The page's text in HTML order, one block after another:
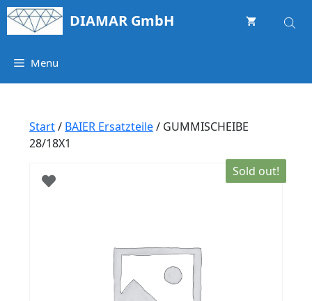
Springe
zum
DIAMAR GmbH
Menu
Start/ BAIER Ersatzteile/ GUMMISCHEIBE
28/18X1
Sold out!